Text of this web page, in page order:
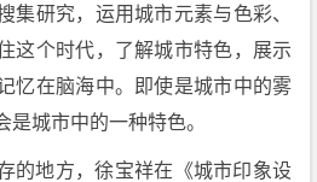
集研究，运用城市元素与色彩、
这个时代，了解城市特色，展示
忆在脑海中。即使是城市中的雾
城市中的一种特色。
的地方，徐宝祥在《城市印象设